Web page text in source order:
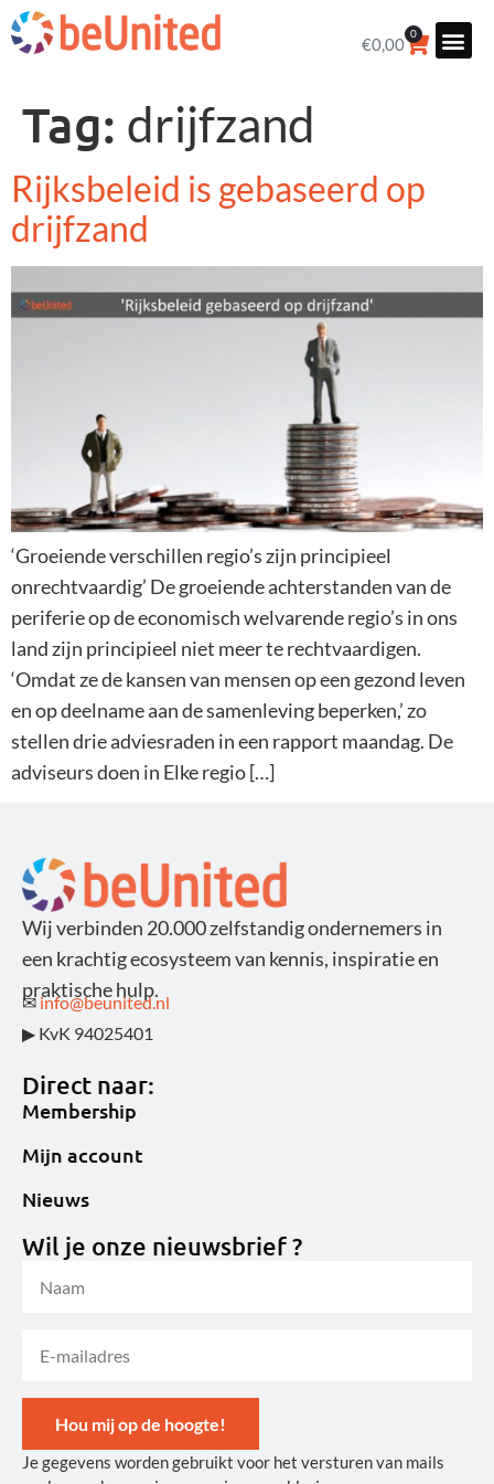
€0,00
0
Tag: drijfzand
Rijksbeleid is gebaseerd op
drijfzand
‘Groeiende verschillen regio’s zijn principieel
onrechtvaardig’ De groeiende achterstanden van de
periferie op de economisch welvarende regio’s in ons
land zijn principieel niet meer te rechtvaardigen.
‘Omdat ze de kansen van mensen op een gezond leven
en op deelname aan de samenleving beperken,’ zo
stellen drie adviesraden in een rapport maandag. De
adviseurs doen in Elke regio […]
Wij verbinden 20.000 zelfstandig ondernemers in
een krachtig ecosysteem van kennis, inspiratie en
praktische hulp.
✉ info@beunited.nl
▶ KvK 94025401
Direct naar:
Membership
Mijn account
Nieuws
Wil je onze nieuwsbrief ?
Hou mij op de hoogte!
Alternative:
Je gegevens worden gebruikt voor het versturen van mails